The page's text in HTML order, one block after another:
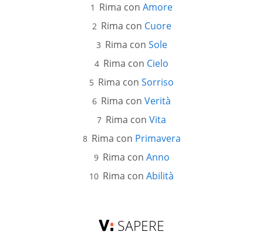
Rima con Amore
Rima con Cuore
Rima con Sole
Rima con Cielo
Rima con Sorriso
Rima con Verità
Rima con Vita
Rima con Primavera
Rima con Anno
Rima con Abilità
SAPERE